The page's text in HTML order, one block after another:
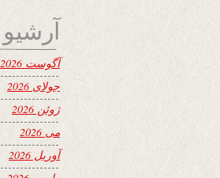
آرشیو
آگوست 2026
جولای 2026
ژوئن 2026
می 2026
آوریل 2026